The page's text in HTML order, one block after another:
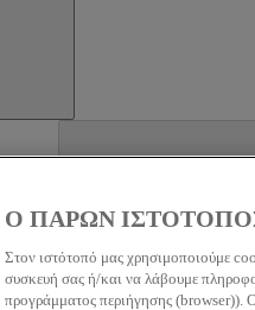
Search this site
Ο ΠΑΡΩΝ
Στον ιστότοπό μας χρησιμοποιούμε
συσκευή σας ή/και να λάβουμε
προγράμματος περιήγησης (browser)).